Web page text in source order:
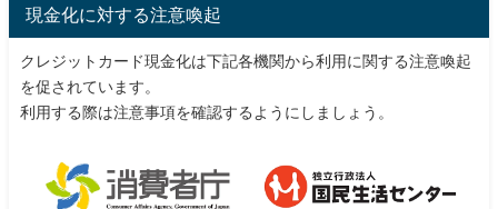
現金化に対する注意喚起
クレジットカード現金化は下記各機関から利用に関する注意喚起
を促されています。
利用する際は注意事項を確認するようにしましょう。